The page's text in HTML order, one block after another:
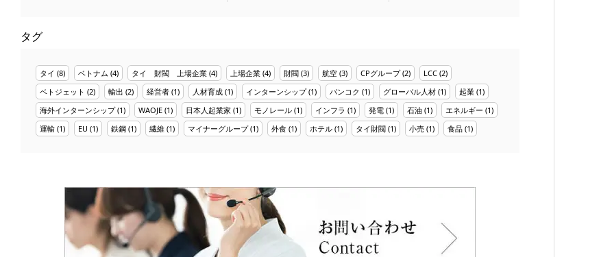
タグ
タイ (8) ベトナム (4) タイ 財閥 上場企業 (4) 上場企業 (4) 財閥 (3) 航空 (3) CPグループ(2) LCC (2)
ベトジェット (2) 輸出 (2) 経営者 (1) 人材育成 (1) インターンシップ(1) バンコク (1) グローバル人材 (1) 起業 (1)
海外インターンシップ(1) WAOJE (1) 日本人起業家 (1) モノレール (1) インフラ (1) 発電 (1) 石油 (1) エネルギー (1)
運輸 (1) EU (1) 鉄鋼 (1) 繊維 (1) マイナーグループ(1) 外食 (1) ホテル (1) タイ財閥 (1) 小売 (1) 食品 (1)